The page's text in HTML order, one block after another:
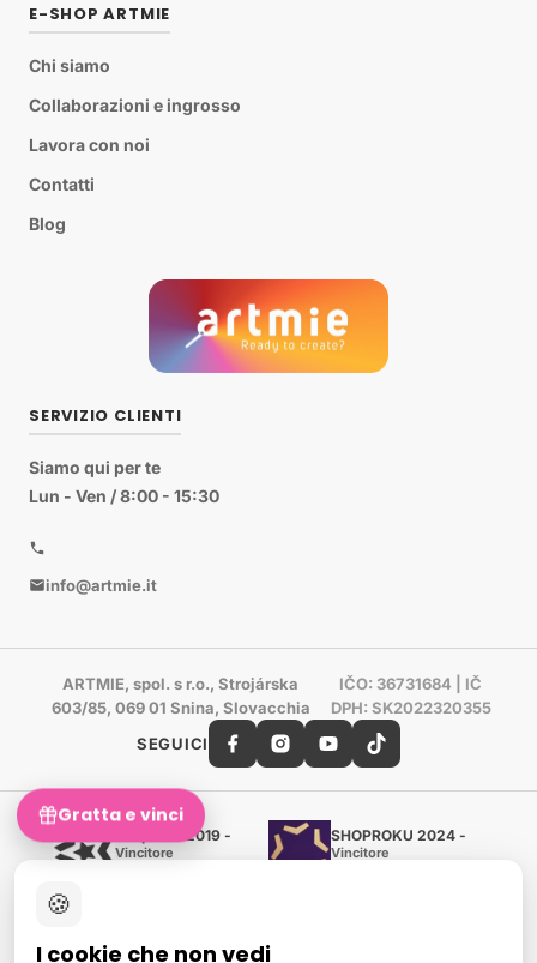
E-SHOP ARTMIE
Chi siamo
Collaborazioni e ingrosso
Lavora con noi
Contatti
Blog
SERVIZIO CLIENTI
Siamo qui per te
Lun - Ven / 8:00 - 15:30
info@artmie.it
ARTMIE, spol. s r.o., Strojárska
603/85, 069 01 Snina, Slovacchia
IČO: 36731684 | IČ
DPH: SK2022320355
SEGUICI
Shoproku 2019 -
Vincitore
SHOPROKU 2024 -
Vincitore
🍪
I cookie che non vedi
Gratta e vinci